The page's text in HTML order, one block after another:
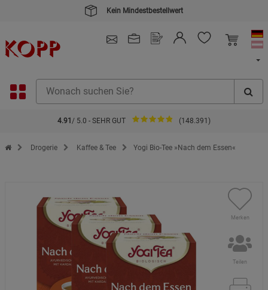
Kein Mindestbestellwert
4.91 / 5.0 - SEHR GUT (148.391)
Zur Startseite des Kopp Verlag Online-Shop
Drogerie Kaffee & Tee Yogi Bio-Tee »Nach dem Essen«
Merken
Teilen